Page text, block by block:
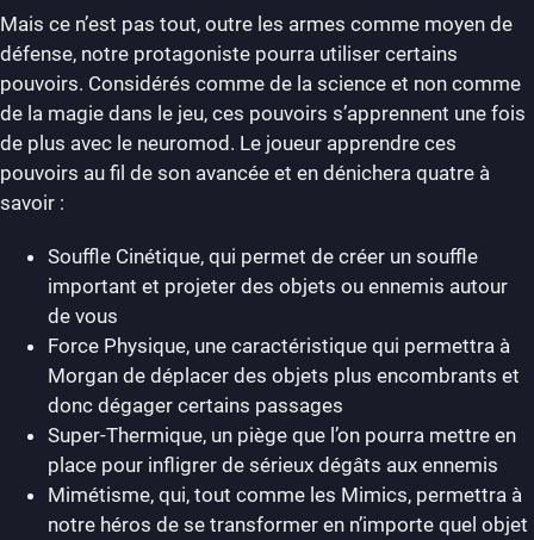
Mais ce n’est pas tout, outre les armes comme moyen de
défense, notre protagoniste pourra utiliser certains
pouvoirs. Considérés comme de la science et non comme
de la magie dans le jeu, ces pouvoirs s’apprennent une fois
de plus avec le neuromod. Le joueur apprendre ces
pouvoirs au fil de son avancée et en dénichera quatre à
savoir :
Souffle Cinétique, qui permet de créer un souffle
important et projeter des objets ou ennemis autour
de vous
Force Physique, une caractéristique qui permettra à
Morgan de déplacer des objets plus encombrants et
donc dégager certains passages
Super-Thermique, un piège que l’on pourra mettre en
place pour infligrer de sérieux dégâts aux ennemis
Mimétisme, qui, tout comme les Mimics, permettra à
notre héros de se transformer en n’importe quel objet